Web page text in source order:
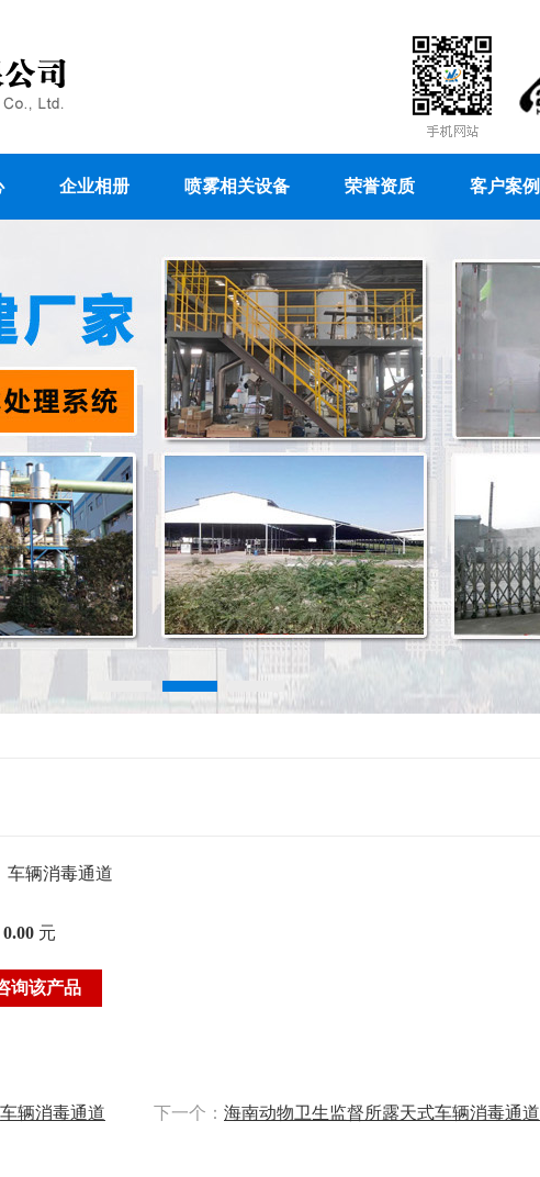
企业相册 喷雾相关设备 荣誉资质 客户案例
车辆消毒通道
0.00 元
询该产品
车辆消毒通道 下一个： 海南动物卫生监督所露天式车辆消毒通道